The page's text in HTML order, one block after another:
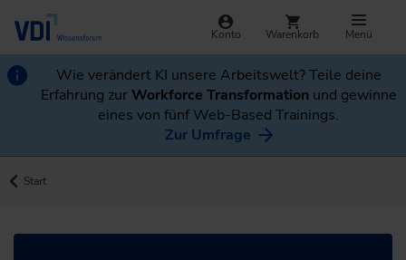
Konto Warenkorb Menü
Wie verändert KI unsere Arbeitswelt? Teile deine
Erfahrung zurWorkforce Transformation und gewinne
eines von fünf Web-Based Trainings.
Zur Umfrage
Start